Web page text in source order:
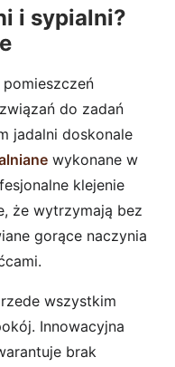
i sypialni?
do zadań
jadalni doskonale
wykonane w
klejenie
że wytrzymają bez
gorące naczynia
wszystkim
Innowacyjna
brak